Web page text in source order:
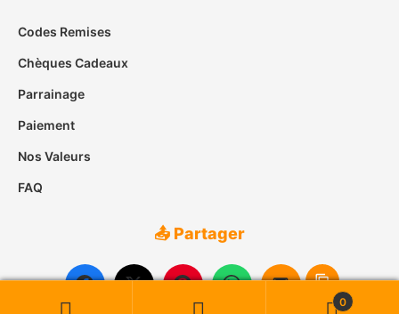
Codes Remises
Chèques Cadeaux
Parrainage
Paiement
Nos Valeurs
FAQ
📤 Partager
0